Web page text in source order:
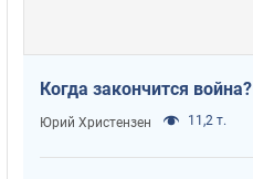
Когда закончится война?
Юрий Христензен 11,2 т.